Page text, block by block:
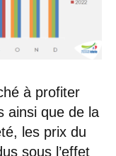
à profiter
ainsi que de la
les prix du
sous l’effet